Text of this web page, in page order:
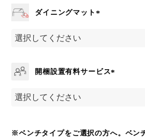
ダイニングマット
開梱設置有料サービス
※ベンチタイプをご選択の方へ。ベン